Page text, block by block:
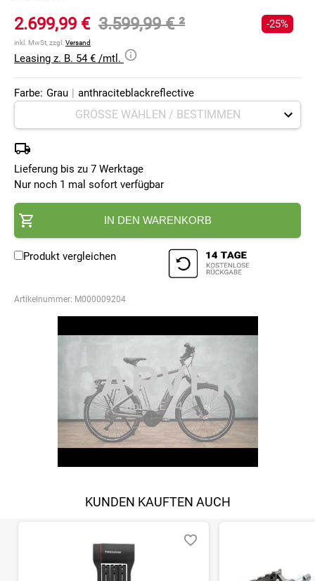
2.699,99 € 3.599,99 €²
inkl. MwSt, zzgl. Versand
-25%
Leasing z. B. 54 € /mtl.
Farbe: Grau | anthraciteblackreflective
Lieferung bis zu 7 Werktage
Nur noch 1 mal sofort verfügbar
IN DEN WARENKORB
Produkt vergleichen
Artikelnummer: M000009204
KUNDEN KAUFTEN AUCH